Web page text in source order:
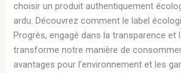
choisir un produit authentiquement
ardu. Découvrez comment le label
Progrès, engagé dans la transparence et
transforme notre manière de
avantages pour l’environnement et les